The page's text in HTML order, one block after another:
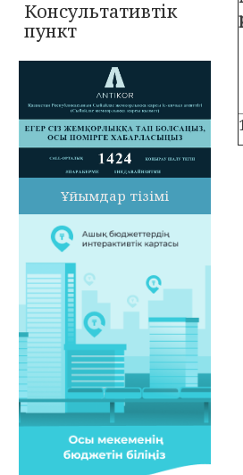
Консультативтік
пункт
Ұйымдар тізімі